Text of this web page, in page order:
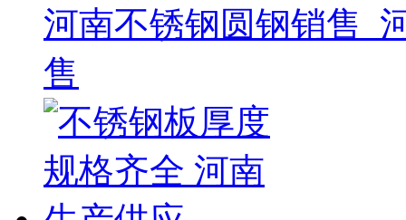
河南不锈钢圆钢销售_
售